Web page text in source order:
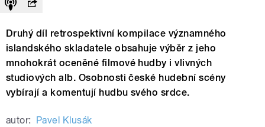
Druhý díl retrospektivní kompilace významného
islandského skladatele obsahuje výběr z jeho
mnohokrát oceněné filmové hudby i vlivných
studiových alb. Osobnosti české hudební scény
vybírají a komentují hudbu svého srdce.
autor: Pavel Klusák